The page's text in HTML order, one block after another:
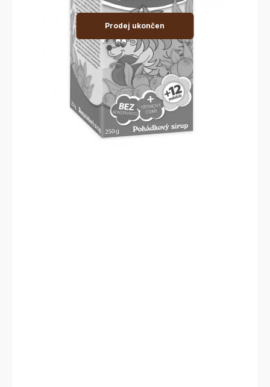
Prodej ukončen